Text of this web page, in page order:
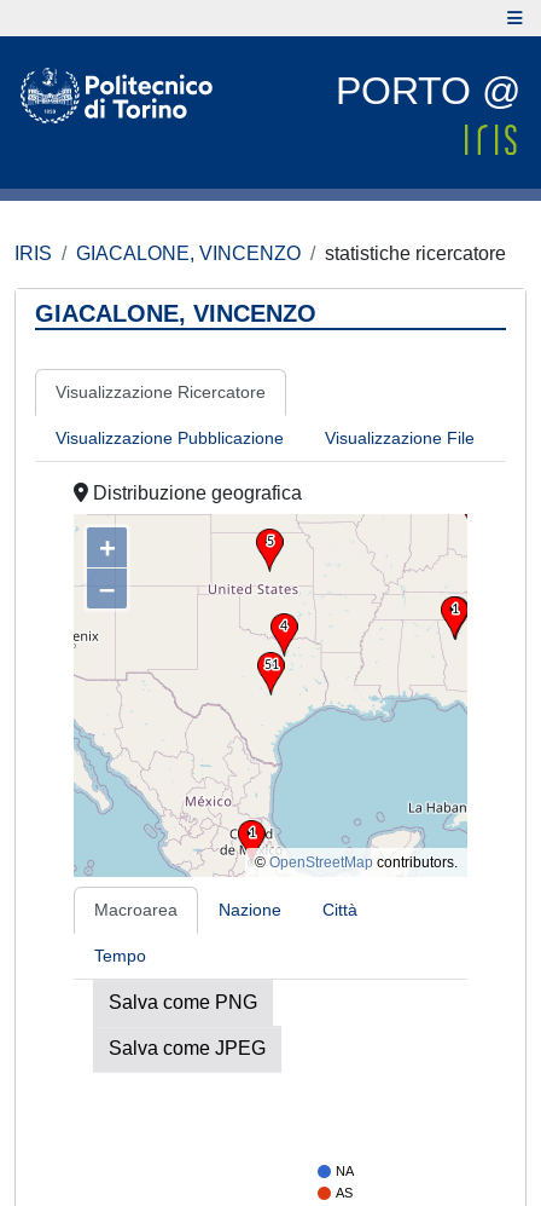
PORTO @
IRIS GIACALONE, VINCENZO statistiche ricercatore
GIACALONE, VINCENZO
Visualizzazione Ricercatore
Visualizzazione Pubblicazione Visualizzazione File
Distribuzione geografica
+
–
© OpenStreetMap contributors.
Macroarea Nazione Città
Tempo
Salva come PNG
Salva come JPEG
NA
AS